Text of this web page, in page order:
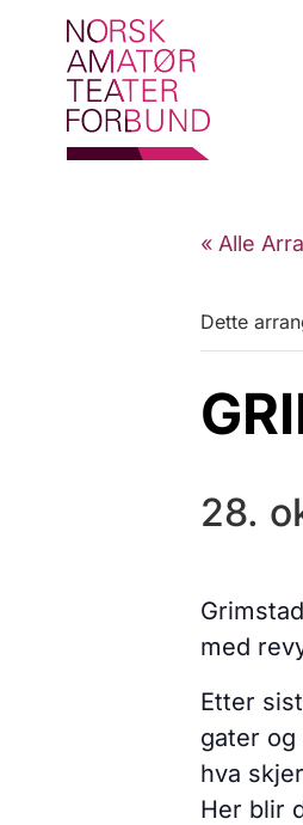
« Alle
Dette
28.
med
Etter
gater
hva
Her blir